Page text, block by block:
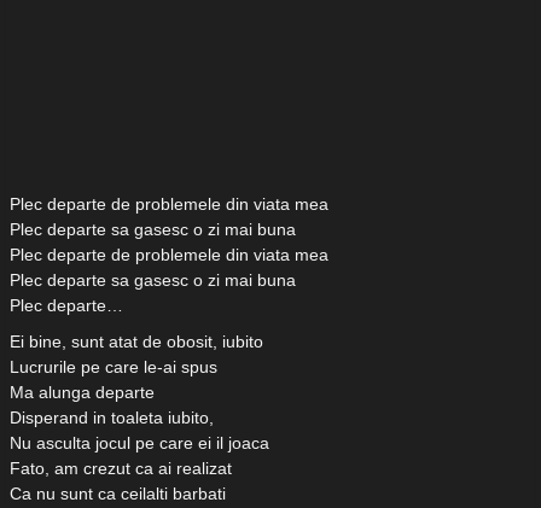
Plec departe de problemele din viata mea
Plec departe sa gasesc o zi mai buna
Plec departe de problemele din viata mea
Plec departe sa gasesc o zi mai buna
Plec departe…
Ei bine, sunt atat de obosit, iubito
Lucrurile pe care le-ai spus
Ma alunga departe
Disperand in toaleta iubito,
Nu asculta jocul pe care ei il joaca
Fato, am crezut ca ai realizat
Ca nu sunt ca ceilalti barbati